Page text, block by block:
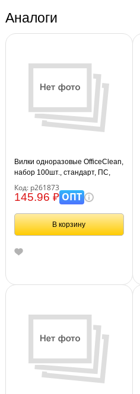
Аналоги
Вилки одноразовые OfficeClean,
набор 100шт., стандарт, ПС,
Код: р261873
145.96 ₽ОПТ
В корзину